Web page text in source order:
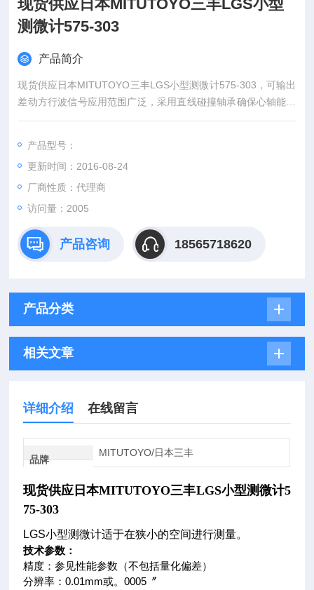
现货供应日本MITUTOYO三丰LGS小型
测微计575-303
产品简介
现货供应日本MITUTOYO三丰LGS小型测微计575-303，可输出
差动方行波信号应用范围广泛，采用直线碰撞轴承确保心轴能够
耐久运动，可选带有锁紧螺母的推力轴套，指针式千分表可采用
产品型号：
更新时间：2016-08-24
厂商性质：代理商
访问量：2005
产品咨询 18565718620
产品分类
相关文章
详细介绍 在线留言
品牌
MITUTOYO/日本三丰
现货供应日本MITUTOYO三丰LGS小型测微计5
75-303
LGS小型测微计适于在狭小的空间进行测量。
技术参数：
精度：参见性能参数（不包括量化偏差）
分辨率：0.01mm或。0005〞